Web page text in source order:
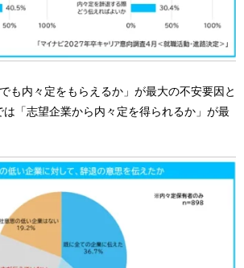
も内々定をもらえるか」が最大の不安要因と
「志望企業から内々定を得られるか」が最